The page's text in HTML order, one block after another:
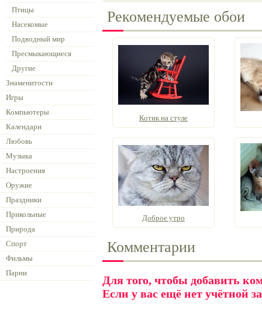
Птицы
Насекомые
Подводный мир
Пресмыкающиеся
Другие
Знаменитости
Игры
Компьютеры
Календари
Любовь
Музыка
Настроения
Оружие
Праздники
Прикольные
Природа
Спорт
Фильмы
Парни
Рекомендуемые обои
Котик на стуле
Доброе утро
Комментарии
Для того, чтобы добавить
Если у вас ещё нет учётной